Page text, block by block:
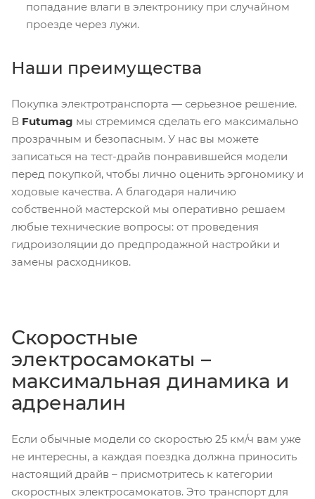
попадание влаги в электронику при случайном
проезде через лужи.
Наши преимущества
Покупка электротранспорта — серьезное решение.
В Futumag мы стремимся сделать его максимально
прозрачным и безопасным. У нас вы можете
записаться на тест-драйв понравившейся модели
перед покупкой, чтобы лично оценить эргономику и
ходовые качества. А благодаря наличию
собственной мастерской мы оперативно решаем
любые технические вопросы: от проведения
гидроизоляции до предпродажной настройки и
замены расходников.
Скоростные
электросамокаты –
максимальная динамика и
адреналин
Если обычные модели со скоростью 25 км/ч вам уже
не интересны, а каждая поездка должна приносить
настоящий драйв – присмотритесь к категории
скоростных электросамокатов. Это транспорт для